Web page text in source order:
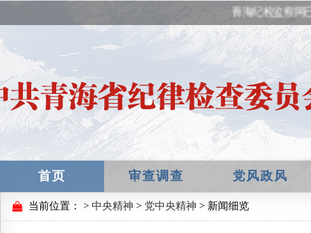
青海纪检监察网
首页 审查调查 党风政风
当前位置： > 中央精神 > 党中央精神 > 新闻细览